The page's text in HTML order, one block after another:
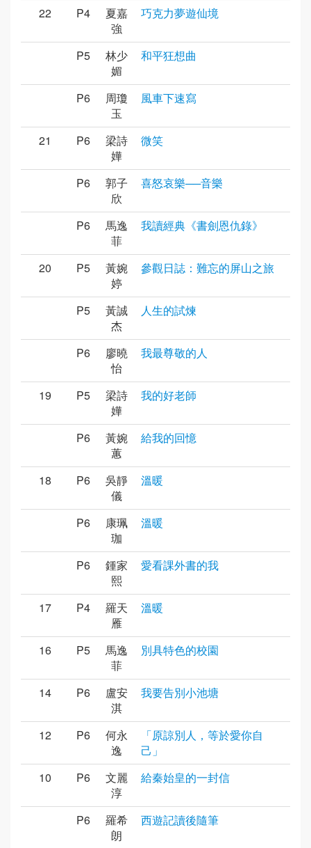
22 P4
夏嘉
強
巧克力夢遊仙境
P5
林少
媚
和平狂想曲
P6
周瓊
玉
風車下速寫
21 P6
梁詩
嬅
微笑
P6
郭子
欣
喜怒哀樂──音樂
P6
馬逸
菲
我讀經典《書劍恩仇錄》
20 P5
黃婉
婷
參觀日誌：難忘的屏山之旅
P5
黃誠
杰
人生的試煉
P6
廖曉
怡
我最尊敬的人
19 P5
梁詩
嬅
我的好老師
P6
黃婉
蕙
給我的回憶
18 P6
吳靜
儀
溫暖
P6
康珮
珈
溫暖
P6
鍾家
熙
愛看課外書的我
17 P4
羅天
雁
溫暖
16 P5
馬逸
菲
別具特色的校園
14 P6
盧安
淇
我要告別小池塘
12 P6
何永
逸
「原諒別人，等於愛你自
己」
10
P6
文麗
淳
給秦始皇的一封信
P6
羅希
朗
西遊記讀後隨筆